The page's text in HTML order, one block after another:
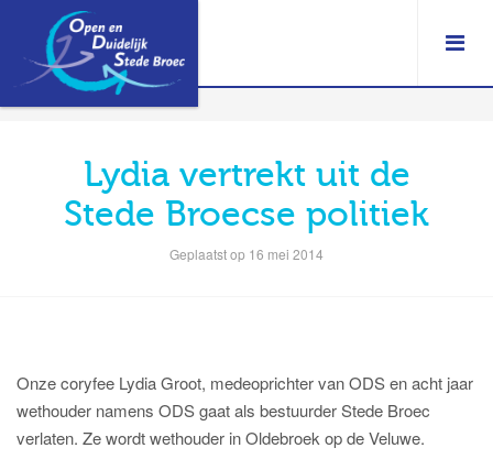
Lydia vertrekt uit de
Stede Broecse politiek
Geplaatst op 16 mei 2014
Onze coryfee Lydia Groot, medeoprichter van ODS en acht jaar
wethouder namens ODS gaat als bestuurder Stede Broec
verlaten. Ze wordt wethouder in Oldebroek op de Veluwe.